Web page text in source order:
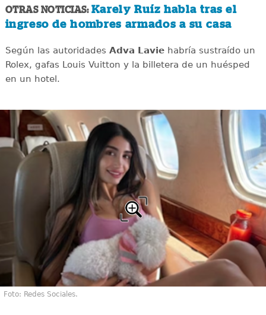
OTRAS NOTICIAS: Karely Ruíz habla tras el
ingreso de hombres armados a su casa
Según las autoridades Adva Laviehabría sustraído un
Rolex, gafas Louis Vuitton y la billetera de un huésped
en un hotel.
Foto: Redes Sociales.